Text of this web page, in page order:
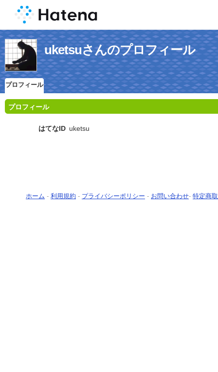
uketsuさんのプロフィール
プロフィール
プロフィール
はてなID uketsu
ホーム - 利用規約 - プライバシーポリシー - お問い合わせ- 特定商